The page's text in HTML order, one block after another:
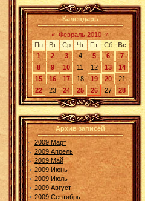
Календарь
« Февраль 2010 »
Пн
Вт Ср Чт Пт Сб
Вс
1
2 3 4 5 6
7
8
9 10 11 12 13
14
15
16 17 18 19 20
21
22
23 24 25 26 27 28
Архив записей
2009 Март
2009 Апрель
2009 Май
2009 Июнь
2009 Июль
2009 Август
2009 Сентябрь